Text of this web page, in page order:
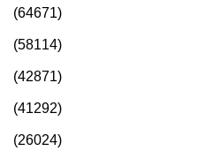
(64671)
(58114)
(42871)
(41292)
(26024)